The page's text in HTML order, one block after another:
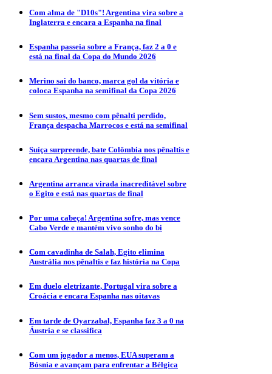
Com alma de "D10s"! Argentina vira sobre a
Inglaterra e encara a Espanha na final
Espanha passeia sobre a França, faz 2 a 0 e
está na final da Copa do Mundo 2026
Merino sai do banco, marca gol da vitória e
coloca Espanha na semifinal da Copa 2026
Sem sustos, mesmo com pênalti perdido,
França despacha Marrocos e está na semifinal
Suíça surpreende, bate Colômbia nos pênaltis e
encara Argentina nas quartas de final
Argentina arranca virada inacreditável sobre
o Egito e está nas quartas de final
Por uma cabeça! Argentina sofre, mas vence
Cabo Verde e mantém vivo sonho do bi
Com cavadinha de Salah, Egito elimina
Austrália nos pênaltis e faz história na Copa
Em duelo eletrizante, Portugal vira sobre a
Croácia e encara Espanha nas oitavas
Em tarde de Oyarzabal, Espanha faz 3 a 0 na
Áustria e se classifica
Com um jogador a menos, EUA superam a
Bósnia e avançam para enfrentar a Bélgica